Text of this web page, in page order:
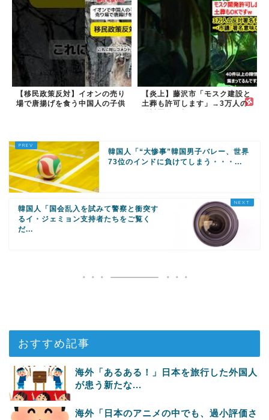
【移民政策反対】イオンの売り
場で唐揚げを食う中国人の子供
【炎上】藤沢市「モスク建設と
土葬も許可します」→3万人の
韓国人「“大惨事”韓国男子バレー、世界
73位のインドに負けてしまう・・・...
韓国人「国会乱入を試みて警察と衝突す
るイ・ジェミョン支持者たちをご覧く
だ...
おすすめ記事
海外「あるある！」日本を旅行した外国人
が患う新たな...
海外「日本のアニメの中でも、過小評価さ